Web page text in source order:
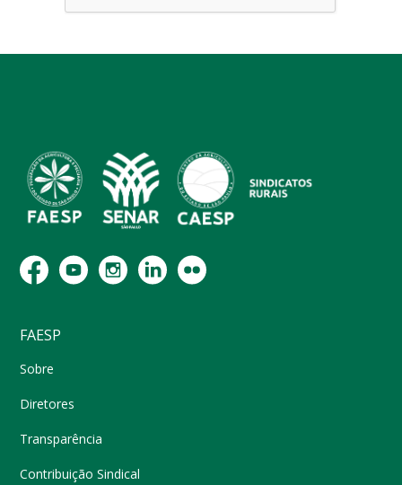
FAESP
Sobre
Diretores
Transparência
Contribuição Sindical